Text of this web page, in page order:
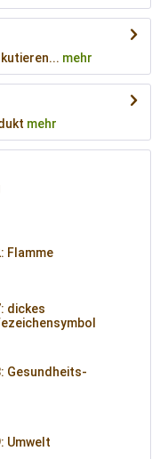
mehr
mehr
Flamme
dickes
Gesund­heits­
Umwelt